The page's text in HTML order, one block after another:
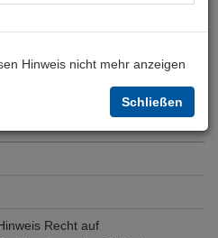
Hinweis nicht mehr anzeigen
Schließen
Änderungstext (kurz)
Recht auf